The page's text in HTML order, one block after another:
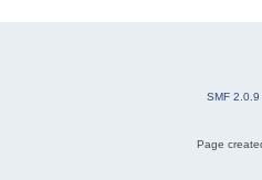
SMF 2.0.9
Page